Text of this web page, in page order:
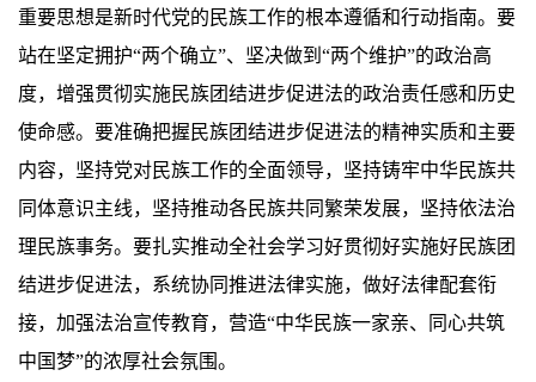
重要思想是新时代党的民族工作的根本遵循和行动指南。要
站在坚定拥护“两个确立”、坚决做到“两个维护”的政治高
度，增强贯彻实施民族团结进步促进法的政治责任感和历史
使命感。要准确把握民族团结进步促进法的精神实质和主要
内容，坚持党对民族工作的全面领导，坚持铸牢中华民族共
同体意识主线，坚持推动各民族共同繁荣发展，坚持依法治
理民族事务。要扎实推动全社会学习好贯彻好实施好民族团
结进步促进法，系统协同推进法律实施，做好法律配套衔
接，加强法治宣传教育，营造“中华民族一家亲、同心共筑
中国梦”的浓厚社会氛围。